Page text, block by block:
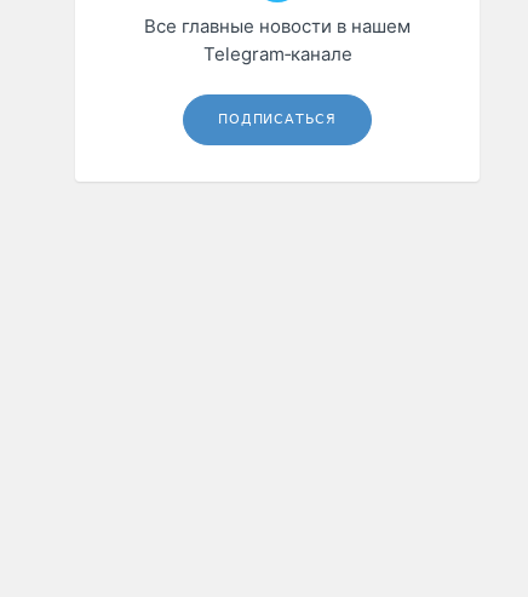
Все главные новости в нашем
Telegram‑канале
ПОДПИСАТЬСЯ